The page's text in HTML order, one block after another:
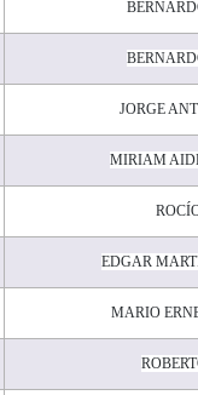
JORGE
MIRIAM
EDGAR
MARIO